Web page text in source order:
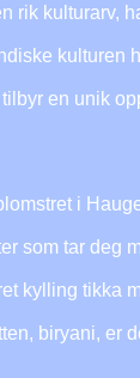
rik kulturarv,
kulturen
en unik
i
som tar deg
kylling tikka
biryani, er